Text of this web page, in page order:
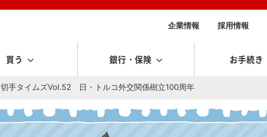
企業情報 採用情報
買う 銀行・保険 お手続き
切手タイムズVol.52 日・トルコ外交関係樹立100周年